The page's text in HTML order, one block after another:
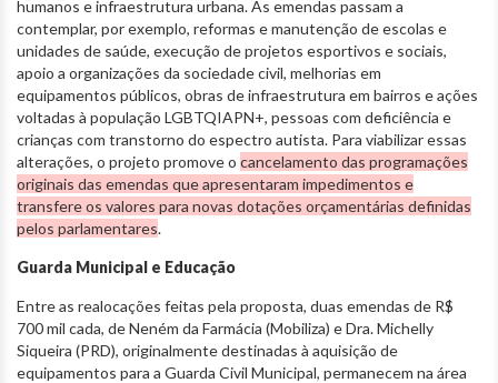
humanos e infraestrutura urbana. As emendas passam a
contemplar, por exemplo, reformas e manutenção de escolas e
unidades de saúde, execução de projetos esportivos e sociais,
apoio a organizações da sociedade civil, melhorias em
equipamentos públicos, obras de infraestrutura em bairros e ações
voltadas à população LGBTQIAPN+, pessoas com deficiência e
crianças com transtorno do espectro autista. Para viabilizar essas
alterações, o projeto promove o cancelamento das programações
originais das emendas que apresentaram impedimentos e
transfere os valores para novas dotações orçamentárias definidas
pelos parlamentares.
Guarda Municipal e Educação
Entre as realocações feitas pela proposta, duas emendas de R$
700 mil cada, de Neném da Farmácia (Mobiliza) e Dra. Michelly
Siqueira (PRD), originalmente destinadas à aquisição de
equipamentos para a Guarda Civil Municipal, permanecem na área